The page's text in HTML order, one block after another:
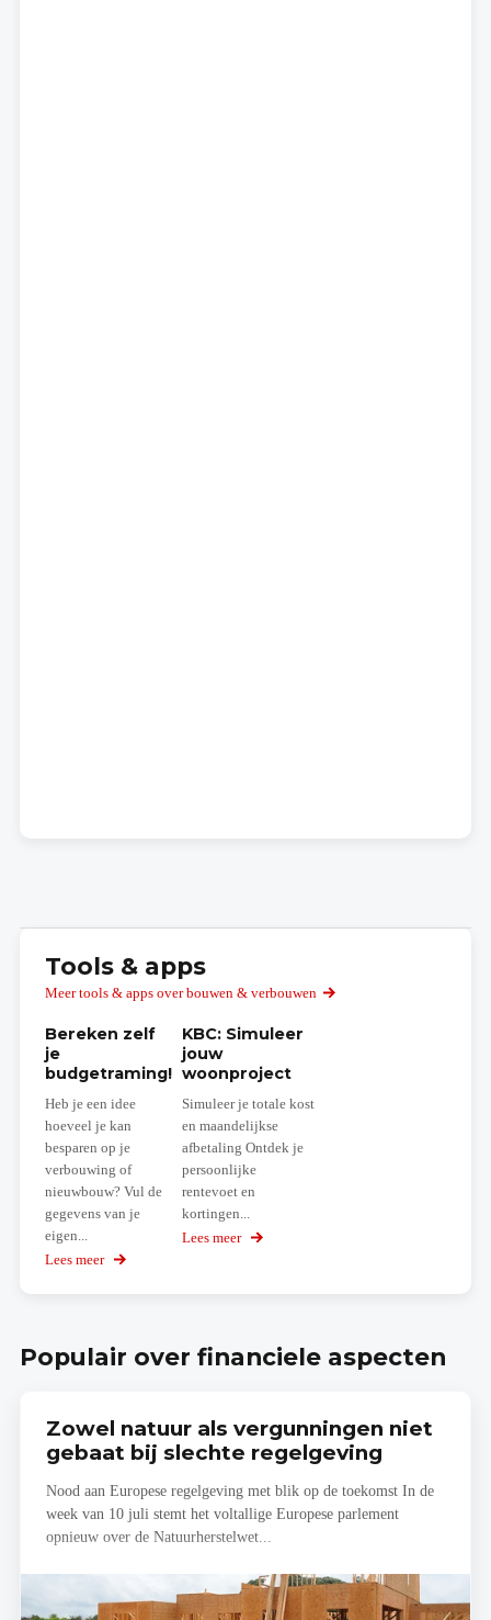
Tools & apps
Meer tools & apps over bouwen & verbouwen
Bereken zelf
je
budgetraming!
Heb je een idee
hoeveel je kan
besparen op je
verbouwing of
nieuwbouw? Vul de
gegevens van je
eigen...
Lees meer over
KBC: Simuleer
jouw
woonproject
Simuleer je totale kost
en maandelijkse
afbetaling Ontdek je
persoonlijke
rentevoet en
kortingen...
Lees meer over
Populair over financiele aspecten
Zowel natuur als vergunningen niet
gebaat bij slechte regelgeving
Nood aan Europese regelgeving met blik op de toekomst In de
week van 10 juli stemt het voltallige Europese parlement
opnieuw over de Natuurherstelwet...